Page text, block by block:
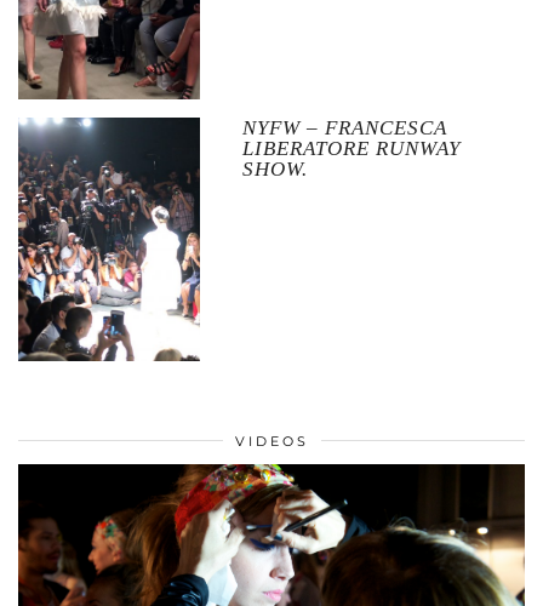
NYFW – FRANCESCA
LIBERATORE RUNWAY
SHOW.
VIDEOS